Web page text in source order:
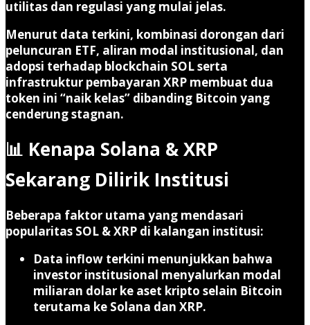
utilitas dan regulasi yang mulai jelas.
Menurut data terkini, kombinasi dorongan dari
peluncuran ETF, aliran modal institusional, dan
adopsi terhadap blockchain SOL serta
infrastruktur pembayaran XRP membuat dua
token ini “naik kelas” dibanding Bitcoin yang
cenderung stagnan.
📊 Kenapa Solana & XRP
Sekarang Dilirik Institusi
Beberapa faktor utama yang mendasari
popularitas SOL & XRP di kalangan institusi:
Data inflow terkini menunjukkan bahwa
investor institusional menyalurkan modal
miliaran dolar ke aset kripto selain Bitcoin
terutama ke Solana dan XRP.